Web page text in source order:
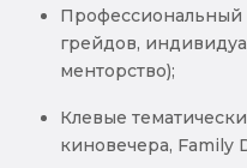
Профессиональный
грейдов,
менторство);
Клевые
киновечера, Family